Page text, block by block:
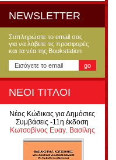
NEWSLETTER
Συπληρώστε το email σας
για να λάβετε τις προσφορές
και τα νέα της Bookstation
ΝΕΟΙ ΤΙΤΛΟΙ
Νέος Κώδικας για Δημόσιες
Συμβάσεις -11η έκδοση
Κωτσοβίνος Ευαγ. Βασίλης